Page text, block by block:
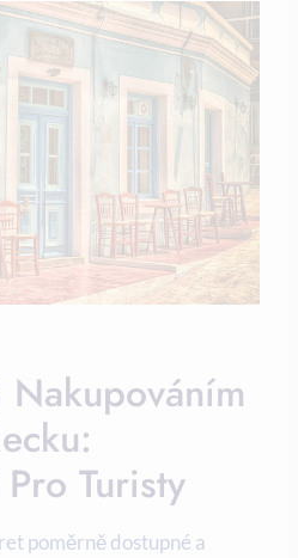
Turisty
poměrně dostupné a